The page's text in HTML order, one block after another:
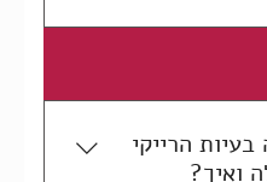
הריפוי הטבעיים שלו
בריאות ואיזון.
חיים לעצמו ולאחרים,
יפנית המורכבת משני
(תווים סיניים
לפי מילון
האנגלי, המילה מגיעה
בעיות הרייקי
ואיך?